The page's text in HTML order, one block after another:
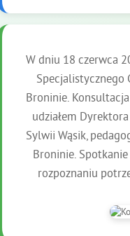
W dniu 18 czerwca
Specjalistycznego
Broninie.
udziałem
Sylwii Wąsik,
Broninie.
rozpoznaniu